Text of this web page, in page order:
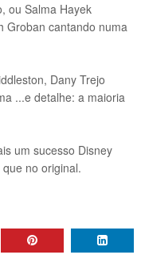
ou Salma Hayek
Groban cantando numa
Dany Trejo
...e detalhe: a maioria
um sucesso Disney
no original.